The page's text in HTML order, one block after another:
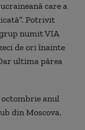
care a
Potrivit
numit VIA
de ori înainte
ultima părea
anul
din Moscova.